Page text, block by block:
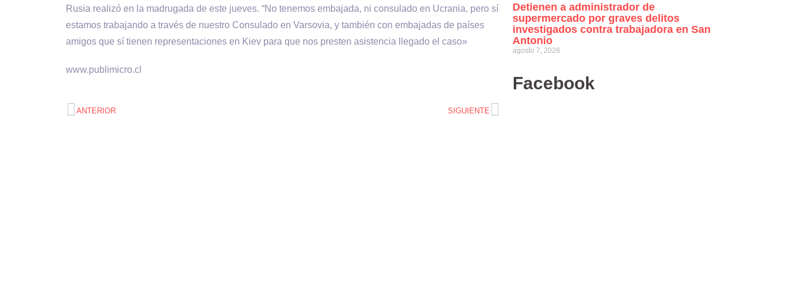
Rusia realizó en la madrugada de este jueves. “No tenemos embajada, ni consulado en Ucrania, pero sí
estamos trabajando a través de nuestro Consulado en Varsovia, y también con embajadas de países
amigos que sí tienen representaciones en Kiev para que nos presten asistencia llegado el caso»
www.publimicro.cl
ANTERIOR SIGUIENTE
Detienen a administrador de
supermercado por graves delitos
investigados contra trabajadora en San
Antonio
agosto 7, 2026
Facebook